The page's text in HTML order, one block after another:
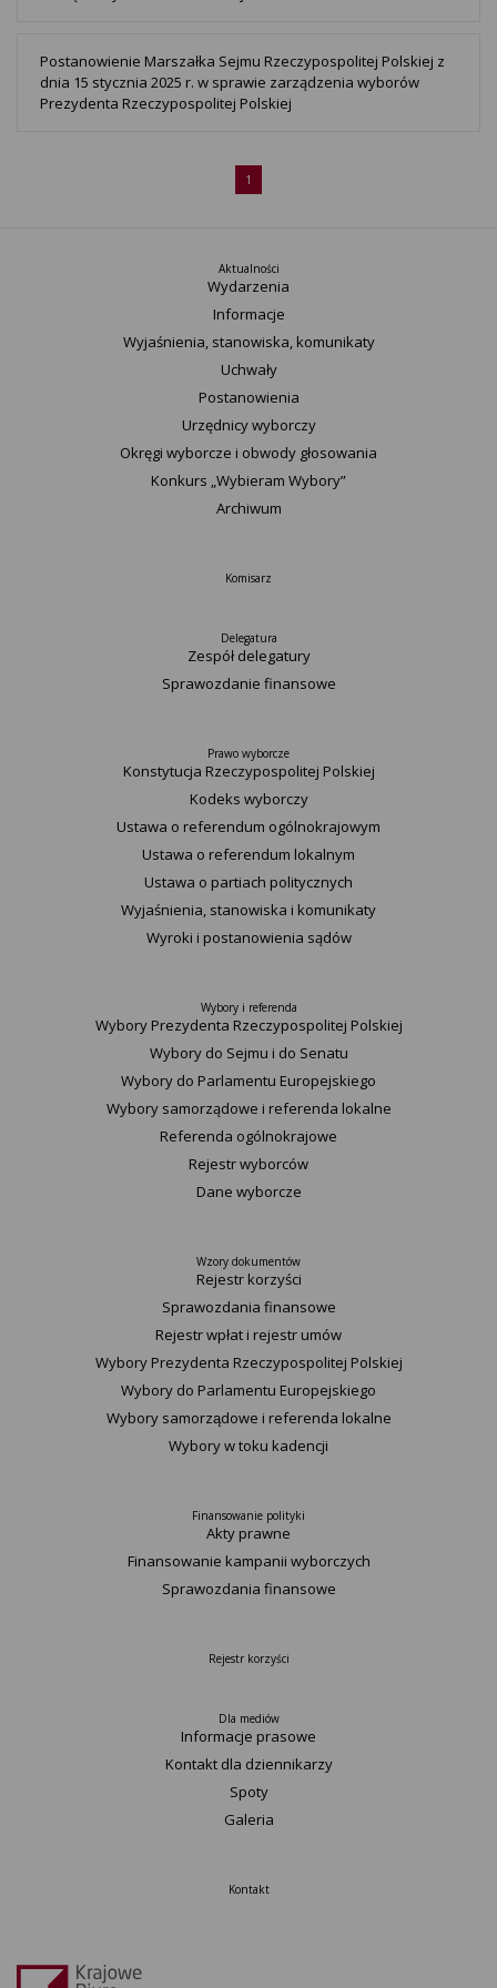
Postanowienie Marszałka Sejmu Rzeczypospolitej Polskiej z
dnia 15 stycznia 2025 r. w sprawie zarządzenia wyborów
Prezydenta Rzeczypospolitej Polskiej
1
Aktualności
Wydarzenia
Informacje
Wyjaśnienia, stanowiska, komunikaty
Uchwały
Postanowienia
Urzędnicy wyborczy
Okręgi wyborcze i obwody głosowania
Konkurs „Wybieram Wybory”
Archiwum
Komisarz
Delegatura
Zespół delegatury
Sprawozdanie finansowe
Prawo wyborcze
Konstytucja Rzeczypospolitej Polskiej​
Kodeks wyborczy
Ustawa o referendum ogólnokrajowym
Ustawa o referendum lokalnym
Ustawa o partiach politycznych
Wyjaśnienia, stanowiska i komunikaty
Wyroki i postanowienia sądów
Wybory i referenda
Wybory Prezydenta Rzeczypospolitej Polskiej
Wybory do Sejmu i do Senatu
Wybory do Parlamentu Europejskiego
Wybory samorządowe i referenda lokalne
Referenda ogólnokrajowe
Rejestr wyborców
Dane wyborcze
Wzory dokumentów
Rejestr korzyści
Sprawozdania finansowe
Rejestr wpłat i rejestr umów
Wybory Prezydenta Rzeczypospolitej Polskiej
Wybory do Parlamentu Europejskiego
Wybory samorządowe i referenda lokalne
Wybory w toku kadencji
Finansowanie polityki
Akty prawne
Finansowanie kampanii wyborczych
Sprawozdania finansowe
Rejestr korzyści
Dla mediów
Informacje prasowe
Kontakt dla dziennikarzy
Spoty
Galeria
Kontakt